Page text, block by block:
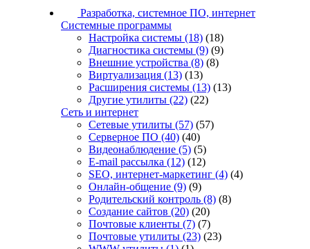
Разработка, системное ПО, интернет
Системные программы
Настройка системы (18) (18)
Диагностика системы (9) (9)
Внешние устройства (8) (8)
Виртуализация (13) (13)
Расширения системы (13) (13)
Другие утилиты (22) (22)
Сеть и интернет
Сетевые утилиты (57) (57)
Серверное ПО (40) (40)
Видеонаблюдение (5) (5)
E-mail рассылка (12) (12)
SEO, интернет-маркетинг (4) (4)
Онлайн-общение (9) (9)
Родительский контроль (8) (8)
Создание сайтов (20) (20)
Почтовые клиенты (7) (7)
Почтовые утилиты (23) (23)